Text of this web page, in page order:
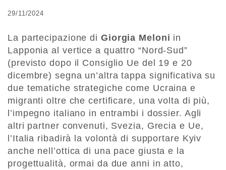
29/11/2024
La partecipazione di Giorgia Meloni in
Lapponia al vertice a quattro “Nord-Sud”
(previsto dopo il Consiglio Ue del 19 e 20
dicembre) segna un’altra tappa significativa su
due tematiche strategiche come Ucraina e
migranti oltre che certificare, una volta di più,
l’impegno italiano in entrambi i dossier. Agli
altri partner convenuti, Svezia, Grecia e Ue,
l’Italia ribadirà la volontà di supportare Kyiv
anche nell’ottica di una pace giusta e la
progettualità, ormai da due anni in atto,